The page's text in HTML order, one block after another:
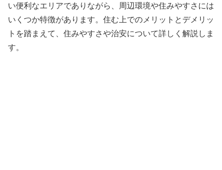
い便利なエリアでありながら、周辺環境や住みやすさには
いくつか特徴があります。住む上でのメリットとデメリッ
トを踏まえて、住みやすさや治安について詳しく解説しま
す。